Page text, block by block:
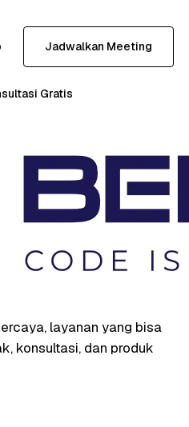
Jadwalkan Meeting
Gratis
layanan yang bisa
konsultasi, dan produk